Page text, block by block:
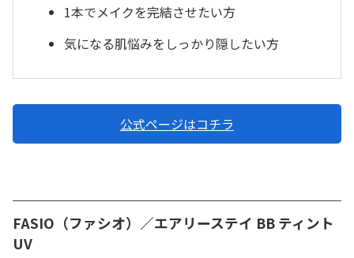
1本でメイクを完結させたい方
気になる肌悩みをしっかり隠したい方
公式ページはコチラ
FASIO（ファシオ）／エアリーステイ BB ティント
UV